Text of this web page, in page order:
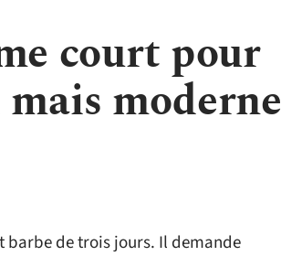
court pour
moderne
de trois jours. Il demande